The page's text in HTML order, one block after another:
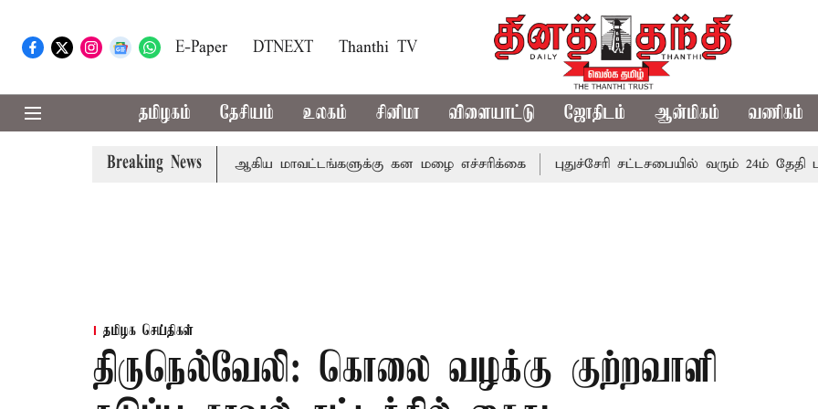
E-Paper DTNEXT Thanthi TV
தமிழகம் தேசியம் உலகம் சினிமா விளையாட்டு ஜோதிடம் ஆன்மிகம் வணிகம்
Breaking News
கோவை, தேனி,நீலகிரி ஆகிய மாவட்டங்களுக்கு கன மழை எச்சரிக்கை புதுச்சேரி சட்டசபையில் வரும் 24ம் தேதி
தமிழக செய்திகள்
திருநெல்வேலி: கொலை வழக்கு குற்றவாளி